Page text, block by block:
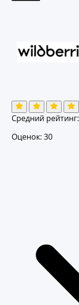
Средний рейтинг:
Оценок: 30